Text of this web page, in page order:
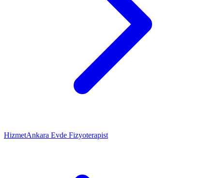
HizmetAnkara Evde Fizyoterapist